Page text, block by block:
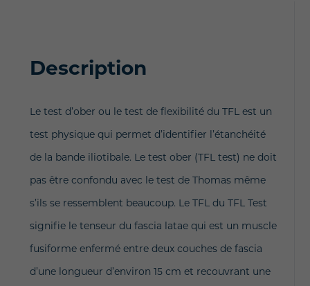
Description
Le test d’ober ou le test de flexibilité du TFL est un
test physique qui permet d’identifier l’étanchéité
de la bande iliotibale. Le test ober (TFL test) ne doit
pas être confondu avec le test de Thomas même
s’ils se ressemblent beaucoup. Le TFL du TFL Test
signifie le tenseur du fascia latae qui est un muscle
fusiforme enfermé entre deux couches de fascia
d’une longueur d’environ 15 cm et recouvrant une